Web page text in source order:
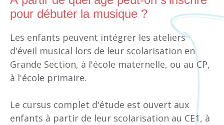
pour débuter la musique ?
Les enfants peuvent intégrer les ateliers
d'éveil musical lors de leur scolarisation en
Grande Section, à l'école maternelle, ou au CP,
à l'école primaire.
Le cursus complet d'étude est ouvert aux
enfants à partir de leur scolarisation au CE1, à